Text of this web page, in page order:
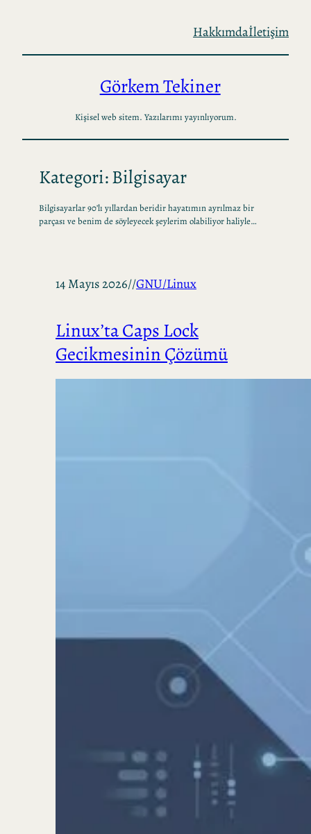
Hakkımdaİletişim
Görkem Tekiner
Kişisel web sitem. Yazılarımı yayınlıyorum.
Kategori:Bilgisayar
Bilgisayarlar 90’lı yıllardan beridir hayatımın ayrılmaz bir
parçası ve benim de söyleyecek şeylerim olabiliyor haliyle…
14 Mayıs 2026//GNU/Linux
Linux’ta Caps Lock
Gecikmesinin Çözümü